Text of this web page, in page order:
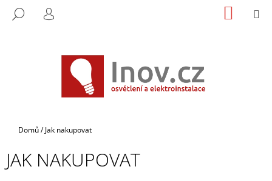
HLEDAT
PŘIHLÁŠENÍ KOŠÍK
Domů/ Jak nakupovat
JAK NAKUPOVAT
T
E